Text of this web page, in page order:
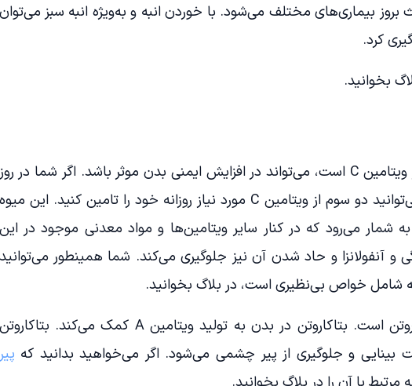
بیماری‌های مختلف می‌شود. با خوردن انبه و به‌ویژه انبه سبز می‌توان
کرد.
بخوانید.
به دلیل آن‌که انبه سرشار از ویتامین C است، می‌تواند در افزایش ایمنی بدن موثر باشد. اگر شما در روز
یک انبه متوسط بخورید، می‌توانید دو سوم از ویتامین C مورد نیاز روزانه خود را تامین کنید. این میوه
شمار می‌رود که در کنار سایر ویتامین‌ها و مواد معدنی موجود در این
و آنفولانزا و حاد شدن آن نیز جلوگیری می‌کند. شما همینطور می‌توانید
شامل خواص بی‌نظیری است، در بلاگ بخوانید.
انبه یک منبع غنی از بتاکاروتن است. بتاکاروتن در بدن به تولید ویتامین A‌ کمک می‌کند. بتاکاروتن
بینایی و جلوگیری از پیر چشمی می‌شود. اگر می‌خواهید بدانید که پیر